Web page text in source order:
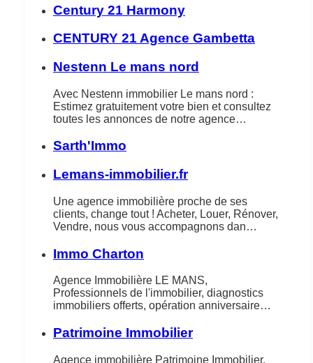
Century 21 Harmony
CENTURY 21 Agence Gambetta
Nestenn Le mans nord
Avec Nestenn immobilier Le mans nord :
Estimez gratuitement votre bien et consultez
toutes les annonces de notre agence…
Sarth'Immo
Lemans-immobilier.fr
Une agence immobilière proche de ses
clients, change tout ! Acheter, Louer, Rénover,
Vendre, nous vous accompagnons dan…
Immo Charton
Agence Immobilière LE MANS,
Professionnels de l'immobilier, diagnostics
immobiliers offerts, opération anniversaire…
Patrimoine Immobilier
Agence immobilière Patrimoine Immobilier,